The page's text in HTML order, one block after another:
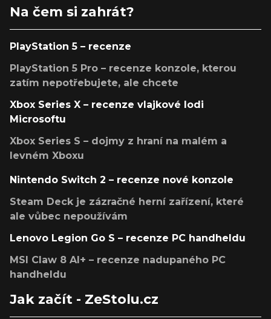
Na čem si zahrát?
PlayStation 5 – recenze
PlayStation 5 Pro – recenze konzole, kterou
zatím nepotřebujete, ale chcete
Xbox Series X – recenze vlajkové lodi
Microsoftu
Xbox Series S – dojmy z hraní na malém a
levném Xboxu
Nintendo Switch 2 – recenze nové konzole
Steam Deck je zázračné herní zařízení, které
ale vůbec nepoužívám
Lenovo Legion Go S – recenze PC handheldu
MSI Claw 8 AI+ – recenze nadupaného PC
handheldu
Jak začít - ZeStolu.cz